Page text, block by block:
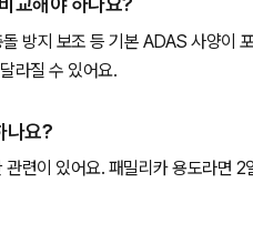
방지 보조 등 기본 ADAS 사양이
라질 수 있어요.
나요?
련이 있어요. 패밀리카 용도라면